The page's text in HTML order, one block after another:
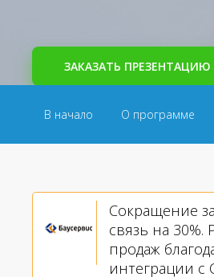
ЗАКАЗАТЬ ПРЕЗЕНТАЦИЮ
В начало О программе
Сокращение
связь на 30%.
продаж
интеграции с